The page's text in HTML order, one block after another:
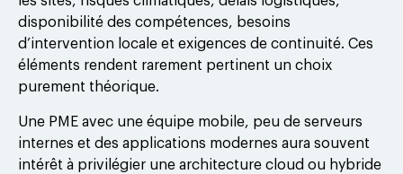
disponibilité des compétences, besoins
d’intervention locale et exigences de continuité. Ces
éléments rendent rarement pertinent un choix
purement théorique.
Une PME avec une équipe mobile, peu de serveurs
internes et des applications modernes aura souvent
intérêt à privilégier une architecture cloud ou hybride